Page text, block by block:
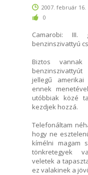
2007. február 16.
0
Camarobi: III.
benzinszivattyú
Biztos
jellegű
ennek
utóbbiak közé
kezdjek hozzá.
Telefonáltam
hogy ne
kímélni magam
tönkretegyek
veletek a
ez valakinek a